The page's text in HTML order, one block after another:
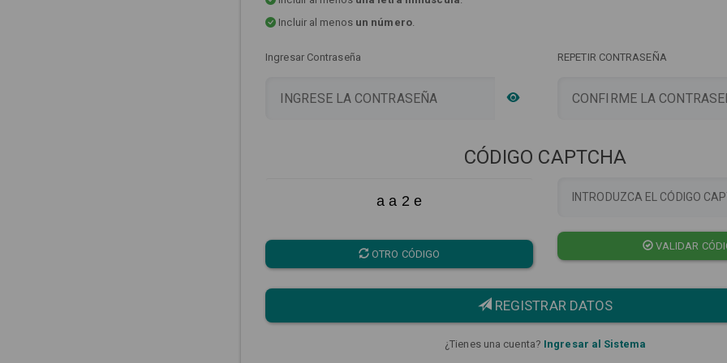
Incluir al menos un número.
Ingresar Contraseña REPETIR CONTRASEÑA
CÓDIGO CAPTCHA
a a 2 e
OTRO CÓDIGO
VALIDAR
REGISTRAR DATOS
¿Tienes una cuenta? Ingresar al Sistema